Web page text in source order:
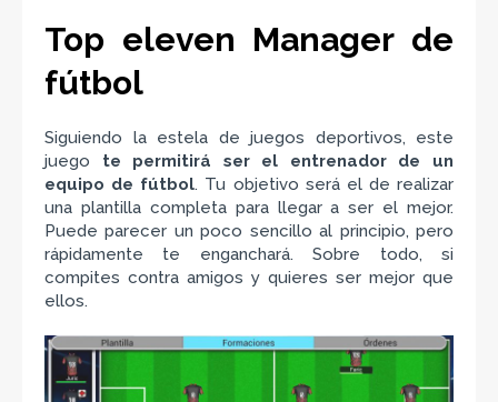
Top eleven Manager de
fútbol
Siguiendo la estela de juegos deportivos, este
juego te permitirá ser el entrenador de un
equipo de fútbol. Tu objetivo será el de realizar
una plantilla completa para llegar a ser el mejor.
Puede parecer un poco sencillo al principio, pero
rápidamente te enganchará. Sobre todo, si
compites contra amigos y quieres ser mejor que
ellos.